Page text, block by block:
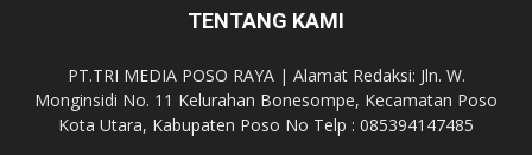
TENTANG KAMI
PT.TRI MEDIA POSO RAYA | Alamat Redaksi: Jln. W.
Monginsidi No. 11 Kelurahan Bonesompe, Kecamatan Poso
Kota Utara, Kabupaten Poso No Telp : 085394147485